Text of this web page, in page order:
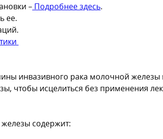
– Подробнее здесь.
ее.
инвазивного рака молочной
чтобы исцелиться без применения
содержит: